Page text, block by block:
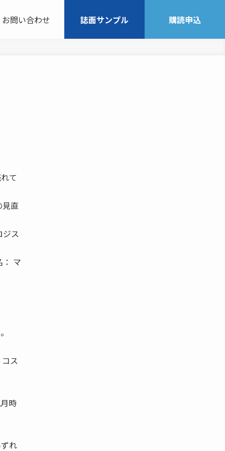
お問い合わせ 誌面サンプル 購読申込
て
見直
ジス
マ
ス
時
れ